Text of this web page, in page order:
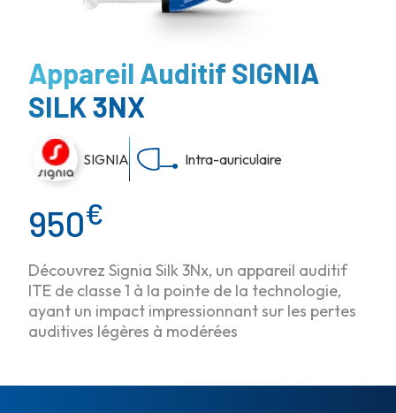
Appareil Auditif SIGNIA
SILK 3NX
SIGNIA Intra-auriculaire
950€
Découvrez Signia Silk 3Nx, un appareil auditif
ITE de classe 1 à la pointe de la technologie,
ayant un impact impressionnant sur les pertes
auditives légères à modérées